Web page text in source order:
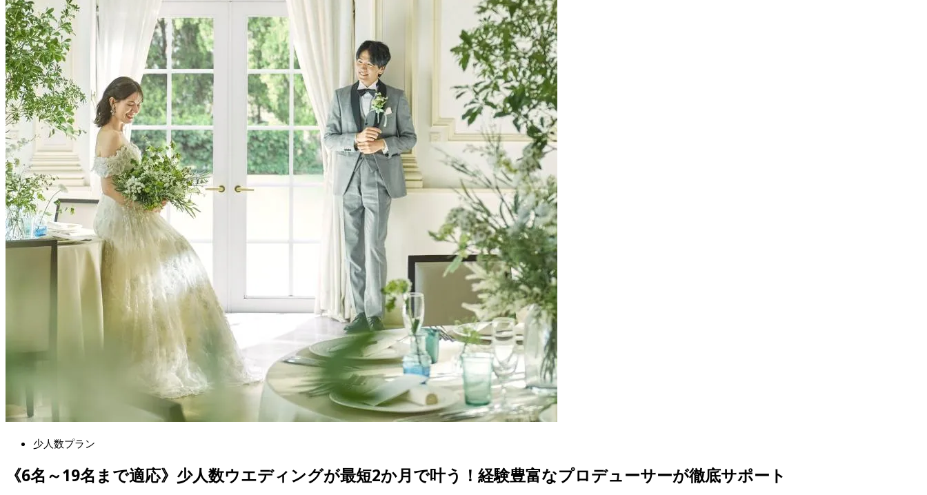
少人数プラン
《6名～19名まで適応》少人数ウエディングが最短2か月で叶う！経験豊富なプロデューサーが徹底サポート